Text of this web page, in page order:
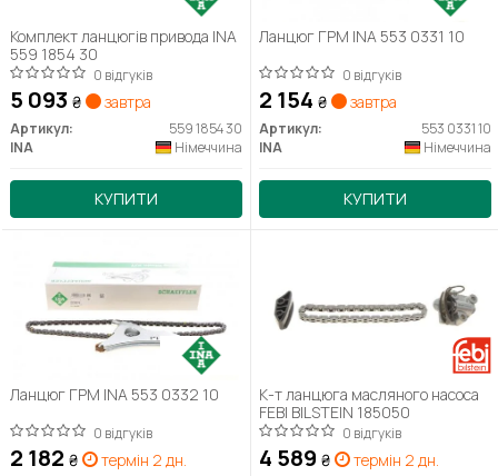
Комплект ланцюгів привода INA
559 1854 30
0 відгуків
5 093 ₴ завтра
Артикул:
559 1854 30
INA
Німеччина
КУПИТИ
Ланцюг ГРМ INA 553 0331 10
0 відгуків
2 154 ₴ завтра
Артикул:
553 0331 10
INA
Німеччина
КУПИТИ
Ланцюг ГРМ INA 553 0332 10
0 відгуків
2 182 ₴ термін 2 дн.
К-т ланцюга масляного насоса
FEBI BILSTEIN 185050
0 відгуків
4 589 ₴ термін 2 дн.